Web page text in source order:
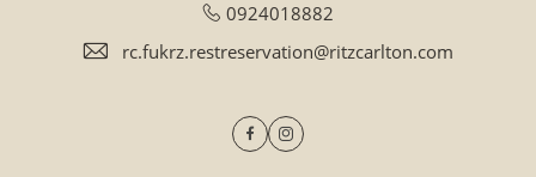
0924018882
rc.fukrz.restreservation@ritzcarlton.com
FacebookInstagram